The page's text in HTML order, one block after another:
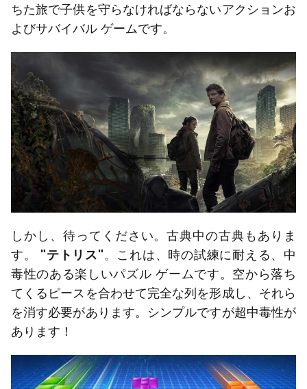
ちた旅で子供を守らなければならないアクションお
よびサバイバル ゲームです。
しかし、待ってください。古典中の古典もありま
す。 "テトリス"。これは、時の試練に耐える、中
毒性のある楽しいパズル ゲームです。空から落ち
てくるピースを合わせて完全な列を形成し、それら
を消す必要があります。シンプルですが超中毒性が
あります！